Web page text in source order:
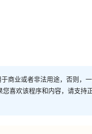
商业或者非法用途，否则，
喜欢该程序和内容，请支持正